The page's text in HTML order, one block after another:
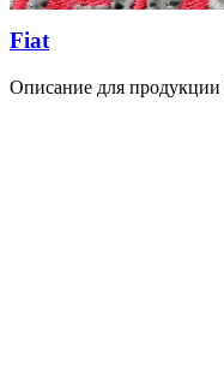
Fiat
Описание для продукции